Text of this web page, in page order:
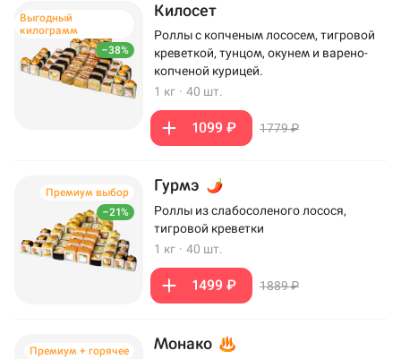
–38%
Выгодный
килограмм
Килосет
Роллы с копченым лососем, тигровой
креветкой, тунцом, окунем и варено-
копченой курицей.
1 кг · 40 шт.
1099 ₽ 1779 ₽
–21%
Премиум выбор Гурмэ
Роллы из слабосоленого лосося,
тигровой креветки
1 кг · 40 шт.
1499 ₽ 1889 ₽
Премиум + горячее Монако